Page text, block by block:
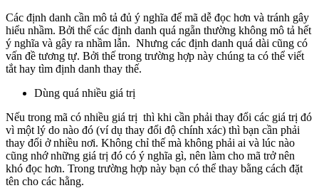
Các định danh cần mô tả đủ ý nghĩa để mã dễ đọc hơn và tránh gây
hiểu nhầm. Bởi thế các định danh quá ngẵn thường không mô tả hết
ý nghĩa và gây ra nhầm lẫn. Nhưng các định danh quá dài cũng có
vấn đề tương tự. Bởi thế trong trường hợp này chúng ta có thể viết
tắt hay tìm định danh thay thế.
Dùng quá nhiều giá trị
Nếu trong mã có nhiều giá trị thì khi cần phải thay đổi các giá trị đó
vì một lý do nào đó (ví dụ thay đổi độ chính xác) thì bạn cần phải
thay đổi ở nhiều nơi. Không chỉ thế mà không phải ai và lúc nào
cũng nhớ những giá trị đó có ý nghĩa gì, nên làm cho mã trở nên
khó đọc hơn. Trong trường hợp này bạn có thể thay bằng cách đặt
tên cho các hằng.